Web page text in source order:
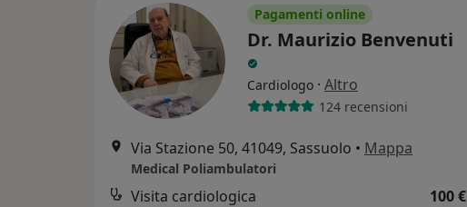
Pagamenti online
Dr. Maurizio Benvenuti
Cardiologo · Altro
124 recensioni
Via Stazione 50, 41049, Sassuolo • Mappa
Medical Poliambulatori
Visita cardiologica 100 €